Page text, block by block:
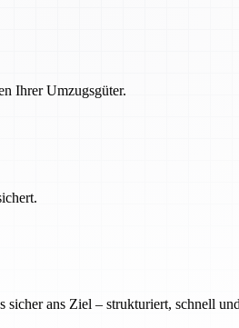
Ihrer Umzugsgüter.
ans Ziel – strukturiert, schnell